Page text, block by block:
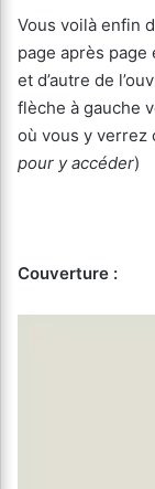
Vous voilà enfin
page après
et d’autre de
flèche à gauche
où vous y verrez
pour y accéder)
Couverture :